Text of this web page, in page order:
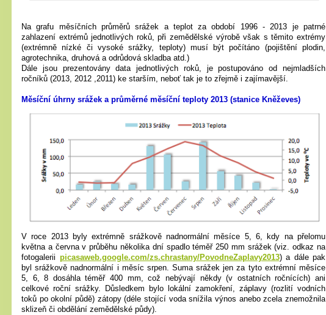
Na grafu měsíčních průměrů srážek a teplot za období 1996 - 2013 je patrné
zahlazení extrémů jednotlivých roků, při zemědělské výrobě však s těmito extrémy
(extrémně nízké či vysoké srážky, teploty) musí být počítáno (pojištění plodin,
agrotechnika, druhová a odrůdová skladba atd.)
Dále jsou prezentovány data jednotlivých roků, je postupováno od nejmladších
ročníků (2013, 2012 ,2011) ke starším, neboť tak je to zřejmě i zajímavější.
Měsíční úhrny srážek a průměrné měsíční teploty 2013 (stanice Kněževes)
V roce 2013 byly extrémně srážkově nadnormální měsíce 5, 6, kdy na přelomu
května a června v průběhu několika dní spadlo téměř 250 mm srážek (viz. odkaz na
fotogalerii picasaweb.google.com/zs.chrastany/PovodneZaplavy2013) a dále pak
byl srážkově nadnormální i měsíc srpen. Suma srážek jen za tyto extrémní měsíce
5, 6, 8 dosáhla téměř 400 mm, což nebývají někdy (v ostatních ročnících) ani
celkové roční srážky. Důsledkem bylo lokální zamokření, záplavy (rozlití vodních
toků po okolní půdě) zátopy (déle stojící voda snížila výnos anebo zcela znemožnila
sklizeň či obdělání zemědělské půdy).